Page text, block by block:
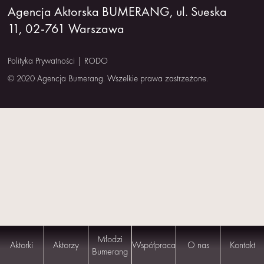
NAS
Aktorki Aktorzy
Młodzi
Bumerang Współpraca O nas Kontakt
Agencja Aktorska BUMERANG, ul. Sueska
11, 02-761 Warszawa
Polityka Prywatności | RODO
© 2020 Agencja Bumerang. Wszelkie prawa zastrzeżone.